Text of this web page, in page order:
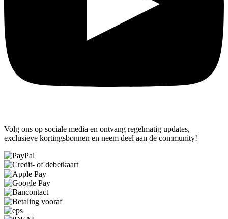
Volg ons op sociale media en ontvang regelmatig updates,
exclusieve kortingsbonnen en neem deel aan de community!